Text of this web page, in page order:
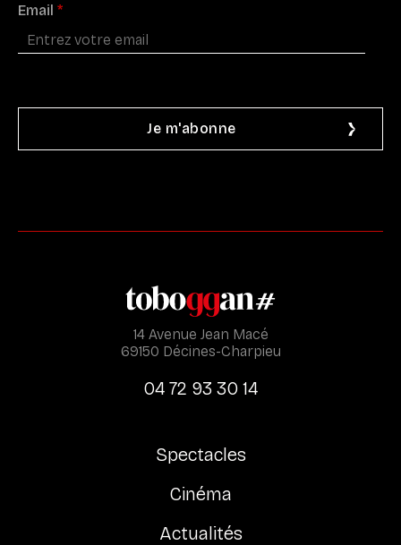
Email *
14 Avenue Jean Macé
69150 Décines-Charpieu
04 72 93 30 14
Spectacles
Cinéma
Actualités